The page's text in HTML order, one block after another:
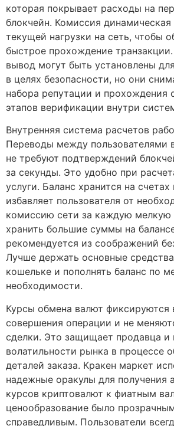
которая покрывает расходы на
блокчейн. Комиссия динамическая
текущей нагрузки на сеть, чтобы
быстрое прохождение
вывод могут быть установлены
в целях безопасности, но они
набора репутации и прохождения
этапов верификации внутри
Внутренняя система расчетов
Переводы между пользователями
не требуют подтверждений
за секунды. Это удобно при
услуги. Баланс хранится на
избавляет пользователя от
комиссию сети за каждую мелкую
хранить большие суммы на
рекомендуется из соображений
Лучше держать основные
кошельке и пополнять баланс по
необходимости.
Курсы обмена валют фиксируются
совершения операции и не
сделки. Это защищает продавца и
волатильности рынка в процессе
деталей заказа. Кракен маркет
надежные оракулы для получения
курсов криптовалют к фиатным
ценообразование было
справедливым. Пользователи